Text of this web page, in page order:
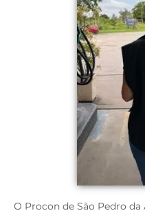
O Procon de São Pedro